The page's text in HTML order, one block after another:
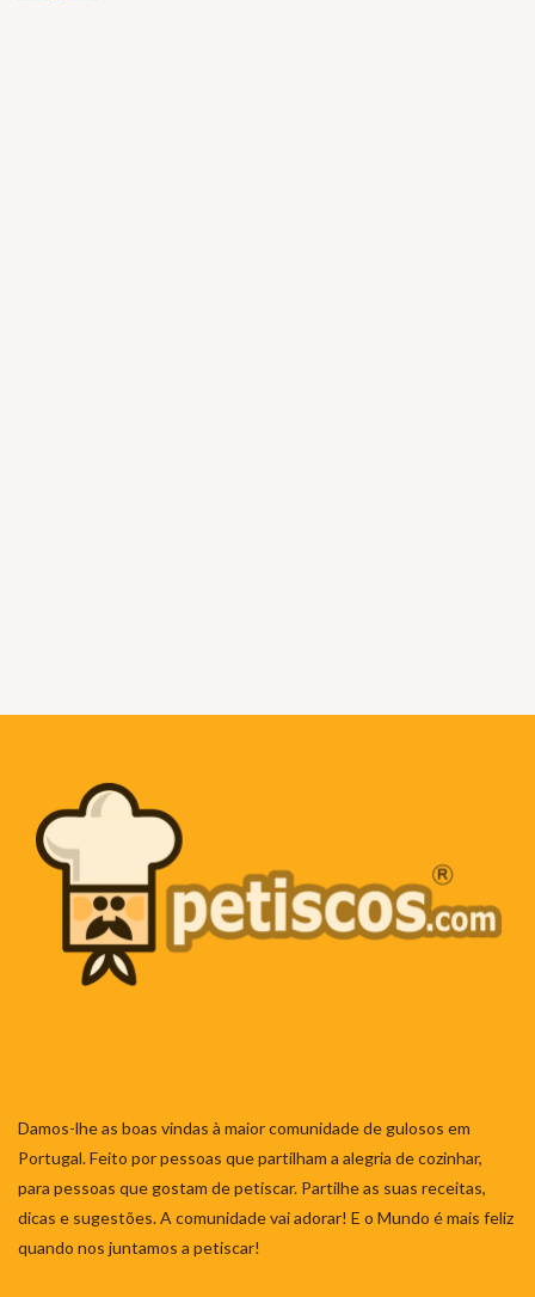
Damos-lhe as boas vindas à maior comunidade de gulosos em
Portugal. Feito por pessoas que partilham a alegria de cozinhar,
para pessoas que gostam de petiscar. Partilhe as suas receitas,
dicas e sugestões. A comunidade vai adorar! E o Mundo é mais feliz
quando nos juntamos a petiscar!